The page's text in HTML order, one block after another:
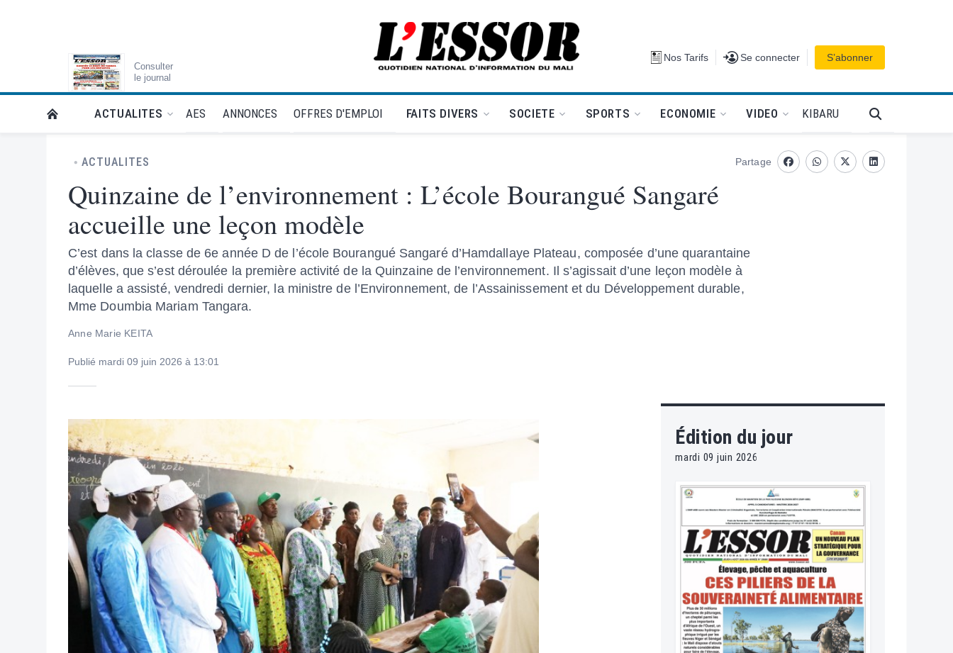
Consulter
le journal
L'Essor - retour à la une Nos Tarifs Se connecter
Se connecter S’abonner
RETOUR À LA PAGE D’ACCUEIL DE L'ESSOR
ACTUALITES AES ANNONCES OFFRES D'EMPLOI FAITS DIVERS SOCIETE SPORTS ECONOMIE VIDEO KIBARU
ACTUALITES
Quinzaine de l’environnement : L’école Bourangué Sangaré
accueille une leçon modèle
C’est dans la classe de 6e année D de l’école Bourangué Sangaré d’Hamdallaye Plateau, composée d’une quarantaine
d’élèves, que s’est déroulée la première activité de la Quinzaine de l’environnement. Il s’agissait d’une leçon modèle à
laquelle a assisté, vendredi dernier, la ministre de l’Environnement, de l’Assainissement et du Développement durable,
Mme Doumbia Mariam Tangara.
Anne Marie KEITA
Publié mardi 09 juin 2026 à 13:01
Partage
FacebookwhatsappTwitterLinkedin
Édition du jour
mardi 09 juin 2026